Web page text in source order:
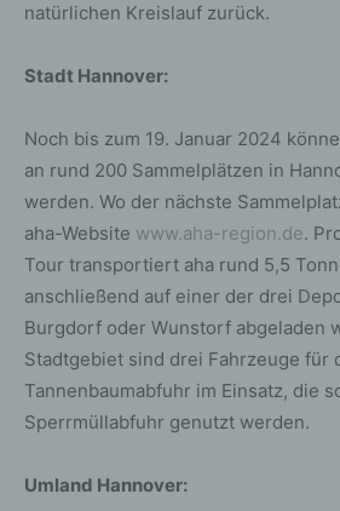
natürlichen Kreislauf zurück.
Stadt Hannover:
Noch bis zum 19. Januar 2024
an rund 200 Sammelplätzen in
werden. Wo der nächste
aha-Website www.aha-region.de.
Tour transportiert aha rund 5,5
anschließend auf einer der drei
Burgdorf oder Wunstorf abgeladen
Stadtgebiet sind drei Fahrzeuge für
Tannenbaumabfuhr im Einsatz, die
Sperrmüllabfuhr genutzt werden.
Umland Hannover: